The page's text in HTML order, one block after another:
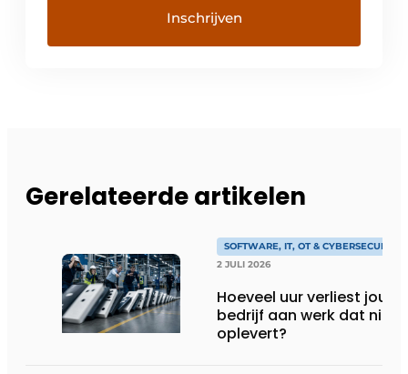
Gerelateerde artikelen
SOFTWARE, IT, OT & CYBERSECURITY
2 JULI 2026
Hoeveel uur verliest jouw
bedrijf aan werk dat niks
oplevert?